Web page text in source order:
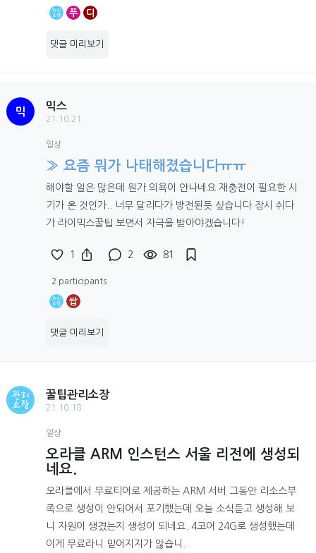
푸 디
댓글 미리보기
믹
믹스
21.10.21
일상
» 요즘 뭐가 나태해졌습니다ㅠㅠ
해야할 일은 많은데 뭔가 의욕이 안나네요 재충전이 필요한 시
기가 온 것인가.. 너무 달리다가 방전된듯 싶습니다 잠시 쉬다
가 라이믹스꿀팁 보면서 자극을 받아야겠습니다!
1 2 81
2 participants
쌉
댓글 미리보기
꿀팁관리소장
21.10.18
일상
오라클 ARM 인스턴스 서울 리전에 생성되
네요.
오라클에서 무료티어로 제공하는 ARM 서버 그동안 리소스부
족으로 생성이 안되어서 포기했는데 오늘 소식듣고 생성해 보
니 자원이 생겼는지 생성이 되네요. 4코어 24G로 생성했는데
이게 무료라니 믿어지지가 않습니...